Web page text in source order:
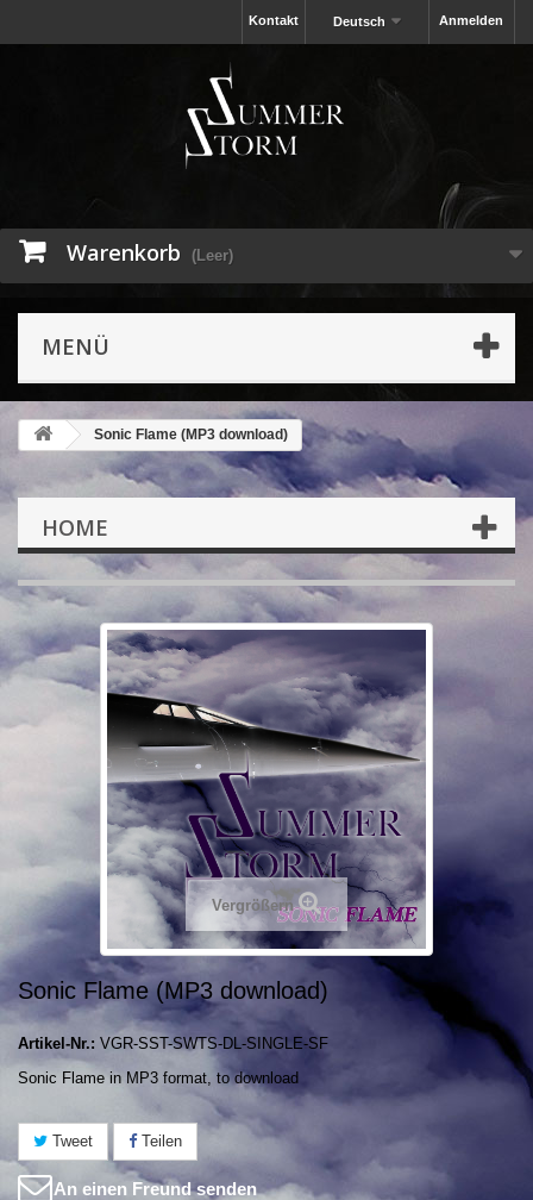
Anmelden
Deutsch
Kontakt
Warenkorb (Leer)
MENÜ
Sonic Flame (MP3 download)
HOME
Vergrößern
Sonic Flame (MP3 download)
Artikel-Nr.: VGR-SST-SWTS-DL-SINGLE-SF
Sonic Flame in MP3 format, to download
Tweet Teilen
An einen Freund senden